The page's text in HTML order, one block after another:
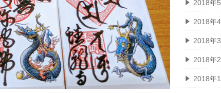
2018年
2018年
2018年
2018年
2018年